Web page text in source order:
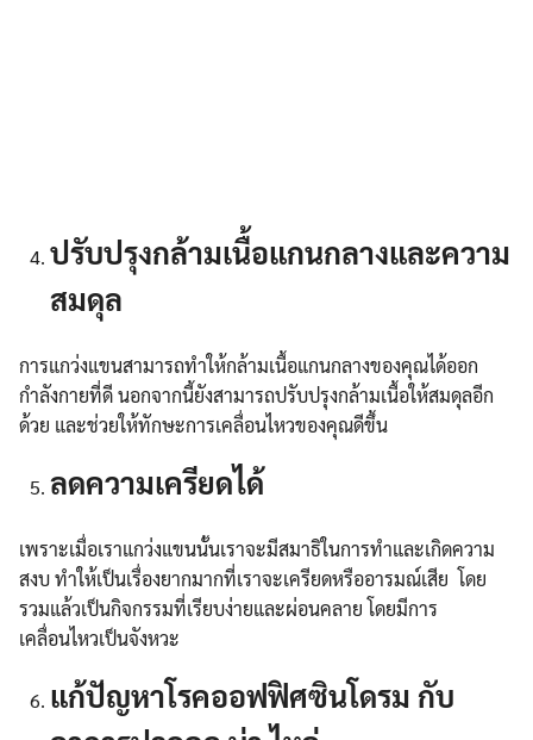
ปรับปรุงกล้ามเนื้อแกนกลางและความ
สมดุล
การแกว่งแขนสามารถทำให้กล้ามเนื้อแกนกลางของคุณได้ออก
กำลังกายที่ดี นอกจากนี้ยังสามารถปรับปรุงกล้ามเนื้อให้สมดุลอีก
ด้วย และช่วยให้ทักษะการเคลื่อนไหวของคุณดีขึ้น
ลดความเครียดได้
เพราะเมื่อเราแกว่งแขนนั้นเราจะมีสมาธิในการทำและเกิดความ
สงบ ทำให้เป็นเรื่องยากมากที่เราจะเครียดหรืออารมณ์เสีย โดย
รวมแล้วเป็นกิจกรรมที่เรียบง่ายและผ่อนคลาย โดยมีการ
เคลื่อนไหวเป็นจังหวะ
แก้ปัญหาโรคออฟฟิศซินโดรม กับ